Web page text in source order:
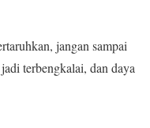
jangan sampai
terbengkalai, dan daya